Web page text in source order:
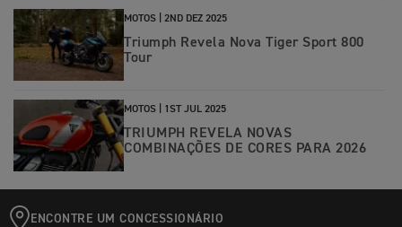
MOTOS | 2ND DEZ 2025
Triumph Revela Nova Tiger Sport 800
Tour
MOTOS | 1ST JUL 2025
TRIUMPH REVELA NOVAS
COMBINAÇÕES DE CORES PARA 2026
ENCONTRE UM CONCESSIONÁRIO